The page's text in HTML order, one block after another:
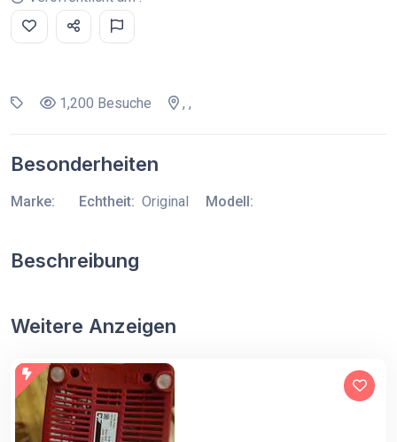
1,200 Besuche , ,
Besonderheiten
Marke: Echtheit: Original Modell:
Beschreibung
Weitere Anzeigen